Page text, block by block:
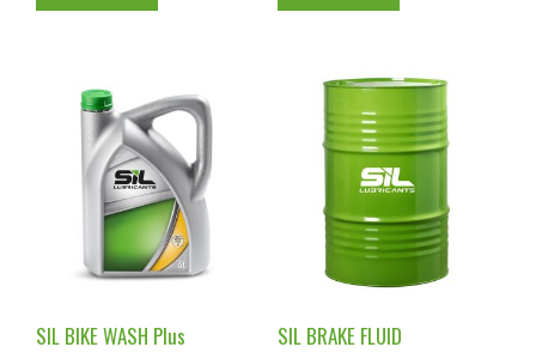
SIL BIKE WASH Plus SIL BRAKE FLUID